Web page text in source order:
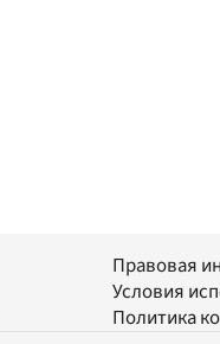
Правовая
Условия
Политика